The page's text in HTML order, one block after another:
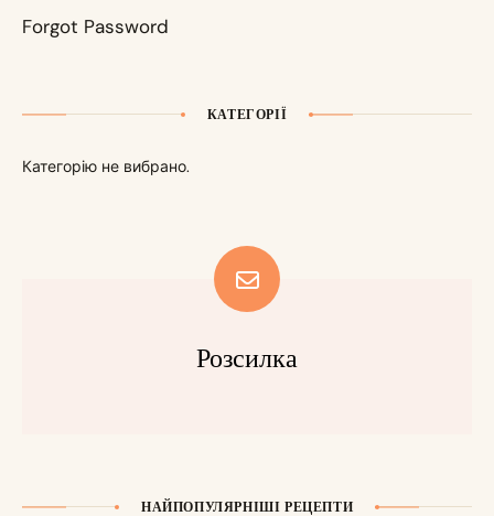
Forgot Password
КАТЕГОРІЇ
Категорію не вибрано.
Розсилка
НАЙПОПУЛЯРНІШІ РЕЦЕПТИ